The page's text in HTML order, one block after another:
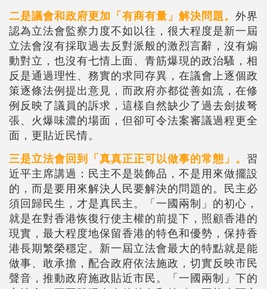
二是議會和政府更加「有商有量」解決問題。 外界
認為立法會監察力度不如以往，很大程度是新一屆
立法會沒有採取過去反對派般的激烈言辭，沒有煽
動對立，也沒有七情上面、青筋爆現的政治騷，相
反是通過理性、務實的求同存異，在議會上逐個政
策逐條法例提出意見，而政府亦都從善如流，在修
例反映了議員的訴求，這樣自然缺少了過去劍拔弩
張、火爆味濃的場面，但卻可令法案審議過程更全
面，更貼近民情。
三是立法會回到「真真正正可以做事的常態」。 習
近平主席講過：民主不是裝飾品，不是用來做擺設
的，而是要用來解決人民要解決的問題的。民主必
須回歸民生，才是真民主。「一國兩制」的初心，
就是在對香港恢復行使主權的前提下，照顧香港的
現實，最大程度地保留香港的特色和優勢，保持香
港長期繁榮穩定。新一屆立法會最大的特點就是能
做事、敢承擔，配合政府依法施政，切實反映市民
聲音，推動政府施政貼近市民。「一國兩制」下的